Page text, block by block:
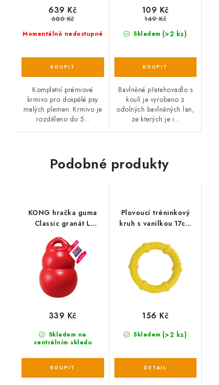
Momentálně nedostupné
639 Kč
680 Kč
Kompletní prémiové
krmivo pro dospělé psy
malých plemen. Krmivo je
rozděleno do 5...
Skladem (>2 ks)
109 Kč
149 Kč
Bavlněné přetahovadlo s
koulí je vyrobeno z
odolných bavlněných lan,
ze kterých je i...
Podobné produkty
KONG hračka guma
Classic granát L
Skladem na
centrálním skladu
339 Kč
Plovoucí tréninkový
kruh s vanilkou 17cm
Skladem (>2 ks)
156 Kč